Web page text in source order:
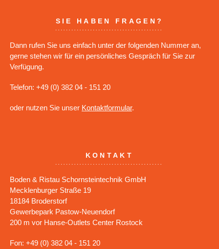
SIE HABEN FRAGEN?
Dann rufen Sie uns einfach unter der folgenden Nummer an,
gerne stehen wir für ein persönliches Gespräch für Sie zur
Verfügung.
Telefon: +49 (0) 382 04 - 151 20
oder nutzen Sie unser Kontaktformular.
KONTAKT
Boden & Ristau Schornsteintechnik GmbH
Mecklenburger Straße 19
18184 Broderstorf
Gewerbepark Pastow-Neuendorf
200 m vor Hanse-Outlets Center Rostock
Fon: +49 (0) 382 04 - 151 20